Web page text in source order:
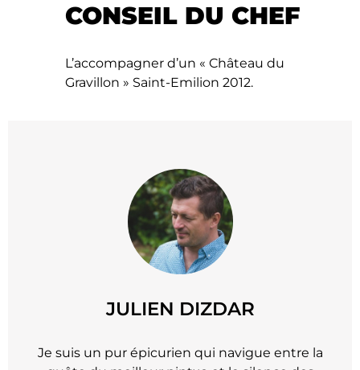
JULIEN DIZDAR
Je suis un pur épicurien qui navigue entre la
CONSEIL DU CHEF
L’accompagner d’un « Château du
Gravillon » Saint-Emilion 2012.